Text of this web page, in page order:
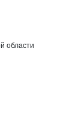
области